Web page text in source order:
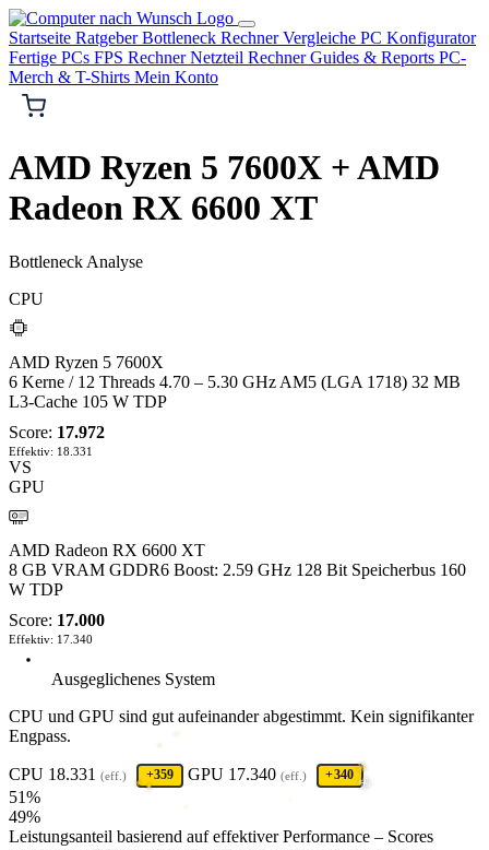
Startseite RatgeberBottleneck RechnerVergleiche PC Konfigurator
Fertige PCs FPS RechnerNetzteil RechnerGuides & Reports PC-
Merch & T-Shirts Mein Konto
AMD Ryzen 5 7600X + AMD
Radeon RX 6600 XT
Bottleneck Analyse
CPU
AMD Ryzen 5 7600X
6 Kerne / 12 Threads 4.70 – 5.30 GHz AM5 (LGA 1718) 32 MB
L3-Cache 105 W TDP
Score: 17.972
Effektiv: 18.331
VS
GPU
AMD Radeon RX 6600 XT
8 GB VRAM GDDR6 Boost: 2.59 GHz 128 Bit Speicherbus 160
W TDP
Score: 17.000
Effektiv: 17.340
Ausgeglichenes System
CPU und GPU sind gut aufeinander abgestimmt. Kein signifikanter
Engpass.
CPU 18.331 (eff.) +359 GPU 17.340 (eff.) +340
51%
49%
Leistungsanteil basierend auf effektiver Performance – Scores
✺
✺
✦